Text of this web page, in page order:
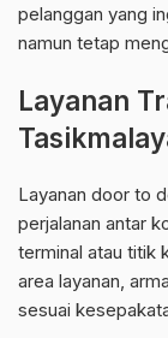
pelanggan yang
namun tetap
Layanan
Layanan door to
perjalanan antar
terminal atau titik
area layanan,
sesuai